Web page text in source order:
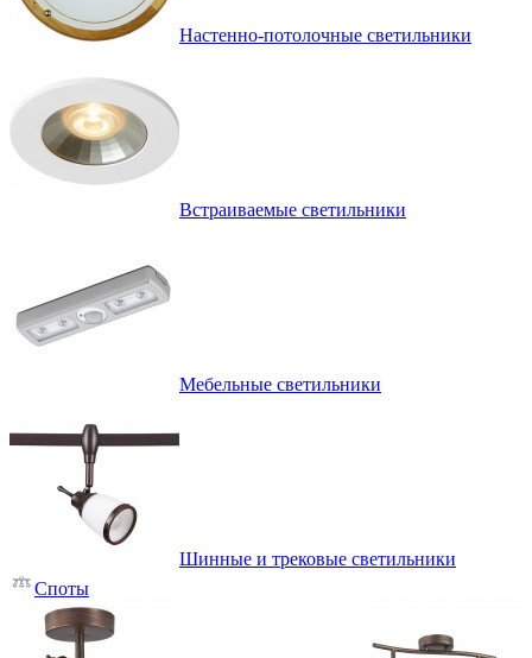
Настенно-потолочные светильники
Встраиваемые светильники
Мебельные светильники
Шинные и трековые светильники
Споты